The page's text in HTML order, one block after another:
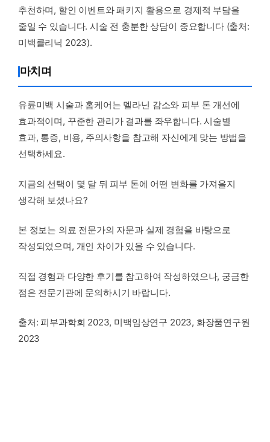
추천하며, 할인 이벤트와 패키지 활용으로 경제적 부담을
줄일 수 있습니다. 시술 전 충분한 상담이 중요합니다 (출처:
미백클리닉 2023).
마치며
유륜미백 시술과 홈케어는 멜라닌 감소와 피부 톤 개선에
효과적이며, 꾸준한 관리가 결과를 좌우합니다. 시술별
효과, 통증, 비용, 주의사항을 참고해 자신에게 맞는 방법을
선택하세요.
지금의 선택이 몇 달 뒤 피부 톤에 어떤 변화를 가져올지
생각해 보셨나요?
본 정보는 의료 전문가의 자문과 실제 경험을 바탕으로
작성되었으며, 개인 차이가 있을 수 있습니다.
직접 경험과 다양한 후기를 참고하여 작성하였으나, 궁금한
점은 전문기관에 문의하시기 바랍니다.
출처: 피부과학회 2023, 미백임상연구 2023, 화장품연구원
2023